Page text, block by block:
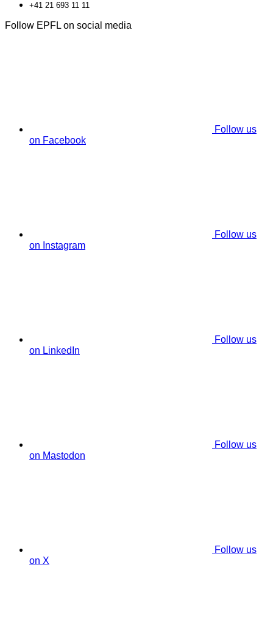
+41 21 693 11 11
Follow EPFL on social media
Follow us
on Facebook
Follow us
on Instagram
Follow us
on LinkedIn
Follow us
on Mastodon
Follow us
on X